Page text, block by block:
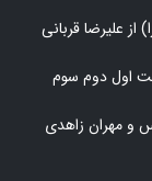
از علیرضا قربانی
اولدوم سوم